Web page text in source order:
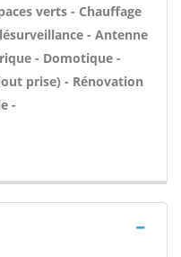
verts - Chauffage
- Antenne
- Domotique -
prise) - Rénovation
-